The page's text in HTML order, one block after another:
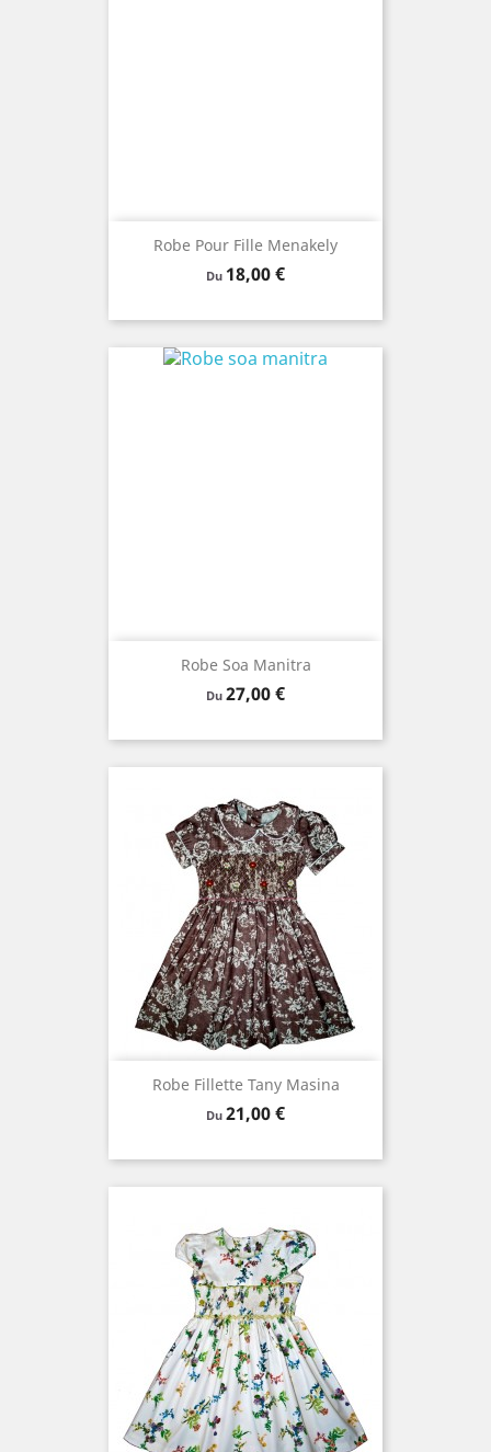
Robe Pour Fille Menakely
Du Prix
18,00 €
Robe Soa Manitra
Du Prix
27,00 €
Robe Fillette Tany Masina
Du Prix
21,00 €